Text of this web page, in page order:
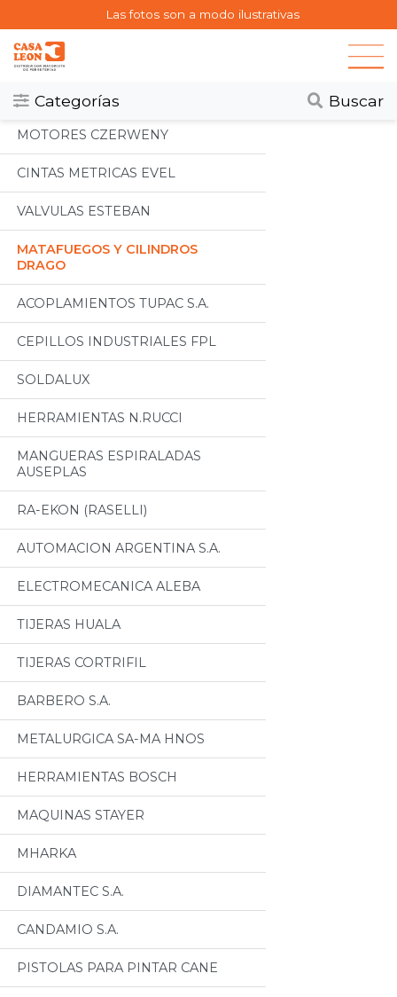
Las fotos son a modo ilustrativas
Categorías Buscar
Categorias
Todos
MOTORES CZERWENY
CINTAS METRICAS EVEL
VALVULAS ESTEBAN
MATAFUEGOS Y CILINDROS
DRAGO
ACOPLAMIENTOS TUPAC S.A.
CEPILLOS INDUSTRIALES FPL
SOLDALUX
HERRAMIENTAS N.RUCCI
MANGUERAS ESPIRALADAS
AUSEPLAS
RA-EKON (RASELLI)
AUTOMACION ARGENTINA S.A.
ELECTROMECANICA ALEBA
TIJERAS HUALA
TIJERAS CORTRIFIL
BARBERO S.A.
METALURGICA SA-MA HNOS
HERRAMIENTAS BOSCH
MAQUINAS STAYER
MHARKA
DIAMANTEC S.A.
CANDAMIO S.A.
PISTOLAS PARA PINTAR CANE